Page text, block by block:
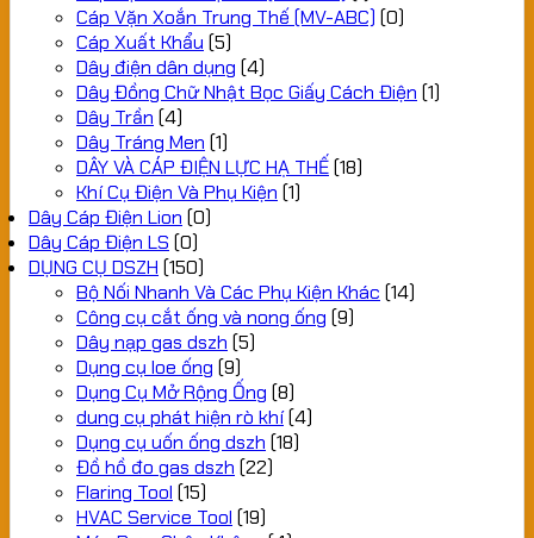
Cáp Vặn Xoắn Trung Thế (MV-ABC) (0)
Cáp Xuất Khẩu (5)
Dây điện dân dụng (4)
Dây Đồng Chữ Nhật Bọc Giấy Cách Điện (1)
Dây Trần (4)
Dây Tráng Men (1)
DÂY VÀ CÁP ĐIỆN LỰC HẠ THẾ(18)
Khí Cụ Điện Và Phụ Kiện (1)
Dây Cáp Điện Lion (0)
Dây Cáp Điện LS (0)
DỤNG CỤ DSZH (150)
Bộ Nối Nhanh Và Các Phụ Kiện Khác (14)
Công cụ cắt ống và nong ống (9)
Dây nạp gas dszh (5)
Dụng cụ loe ống (9)
Dụng Cụ Mở Rộng Ống (8)
dung cụ phát hiện rò khí(4)
Dụng cụ uốn ống dszh (18)
Đồ hồ đo gas dszh (22)
Flaring Tool (15)
HVAC Service Tool (19)